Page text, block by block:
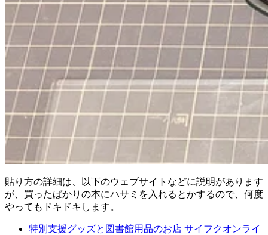
貼り方の詳細は、以下のウェブサイトなどに説明があります
が、買ったばかりの本にハサミを入れるとかするので、何度
やってもドキドキします。
特別支援グッズと図書館用品のお店 サイフクオンライ